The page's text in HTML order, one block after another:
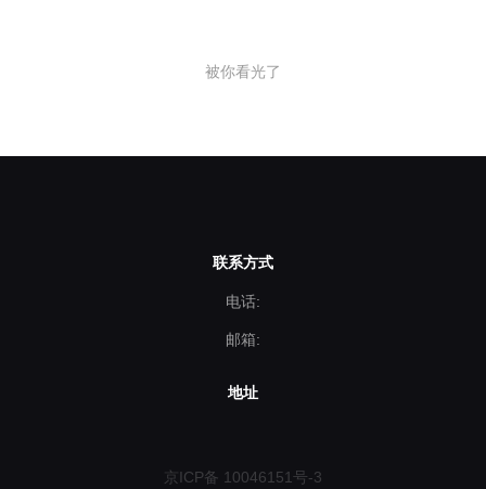
这篇文章能帮到您。
被你看光了
联系方式
电话:
邮箱:
地址
京ICP备 10046151号-3